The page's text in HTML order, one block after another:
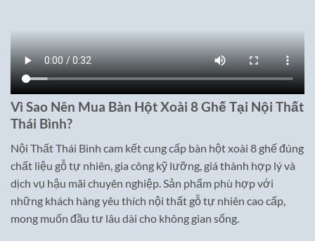
Vì Sao Nên Mua Bàn Hột Xoài 8 Ghế Tại Nội Thất
Thái Bình?
Nội Thất Thái Bình cam kết cung cấp bàn hột xoài 8 ghế đúng
chất liệu gỗ tự nhiên, gia công kỹ lưỡng, giá thành hợp lý và
dịch vụ hậu mãi chuyên nghiệp. Sản phẩm phù hợp với
những khách hàng yêu thích nội thất gỗ tự nhiên cao cấp,
mong muốn đầu tư lâu dài cho không gian sống.